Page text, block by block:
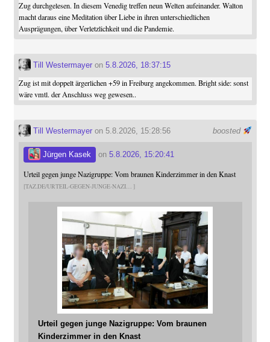
Zug durchgelesen. In diesem Venedig treffen neun Welten aufeinander. Walton
macht daraus eine Meditation über Liebe in ihren unterschiedlichen
Ausprägungen, über Verletzlichkeit und die Pandemie.
Till Westermayeron 5.8.2026, 18:37:15
Zug ist mit doppelt ärgerlichen +59 in Freiburg angekommen. Bright side: sonst
wäre vmtl. der Anschluss weg gewesen..
boosted
Till Westermayeron 5.8.2026, 15:28:56
Jürgen Kasek on 5.8.2026, 15:20:41
Urteil gegen junge Nazigruppe: Vom braunen Kinderzimmer in den Knast
TAZ.DE/URTEIL-GEGEN-JUNGE-NAZI
Urteil gegen junge Nazigruppe: Vom braunen
Kinderzimmer in den Knast